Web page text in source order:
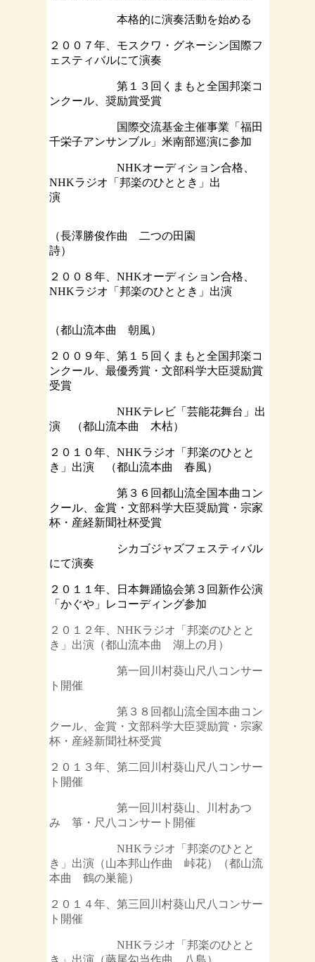
本格的に演奏活動を始める
２００７年、モスクワ・グネーシン国際フ
ェスティバルにて演奏
第１３回くまもと全国邦楽コ
ンクール、奨励賞受賞
国際交流基金主催事業「福田
千栄子アンサンブル」米南部巡演に参加
NHKオーディション合格、
NHKラジオ「邦楽のひととき」出
演
（長澤勝俊作曲 二つの田園
詩）
２００８年、NHKオーディション合格、
NHKラジオ「邦楽のひととき」出演
（都山流本曲 朝風）
２００９年、第１５回くまもと全国邦楽コ
ンクール、最優秀賞・文部科学大臣奨励賞
受賞
NHKテレビ「芸能花舞台」出
演 （都山流本曲 木枯）
２０１０年、NHKラジオ「邦楽のひとと
き」出演 （都山流本曲 春風）
第３６回都山流全国本曲コン
クール、金賞・文部科学大臣奨励賞・宗家
杯・ 産経新聞社杯受賞
シカゴジャズフェスティバル
にて演奏
２０１１年、日本舞踊協会第３回新作公演
「かぐや」レコーディング参加
２０１２年、NHKラジオ「邦楽のひとと
き」出演（都山流本曲 湖上の月）
第一回川村葵山尺八コンサー
ト開催
第３８回都山流全国本曲コン
クール、金賞・文部科学大臣奨励賞・宗家
杯・産経新聞社杯受賞
２０１３年、第二回川村葵山尺八コンサー
ト開催
第一回川村葵山、川村あつ
み 箏・尺八コンサート開催
NHKラジオ「邦楽のひとと
き」出演（山本邦山作曲 峠花）（都山流
本曲 鶴の巣籠）
２０１４年、第三回川村葵山尺八コンサー
ト開催
NHKラジオ「邦楽のひとと
き」出演（藤尾勾当作曲 八島）